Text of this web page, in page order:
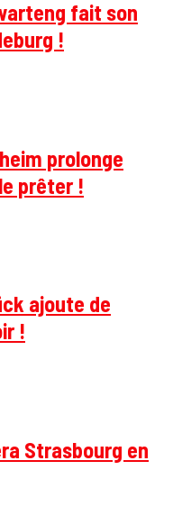
fait son
!
prolonge
prêter !
ajoute de
!
Strasbourg en